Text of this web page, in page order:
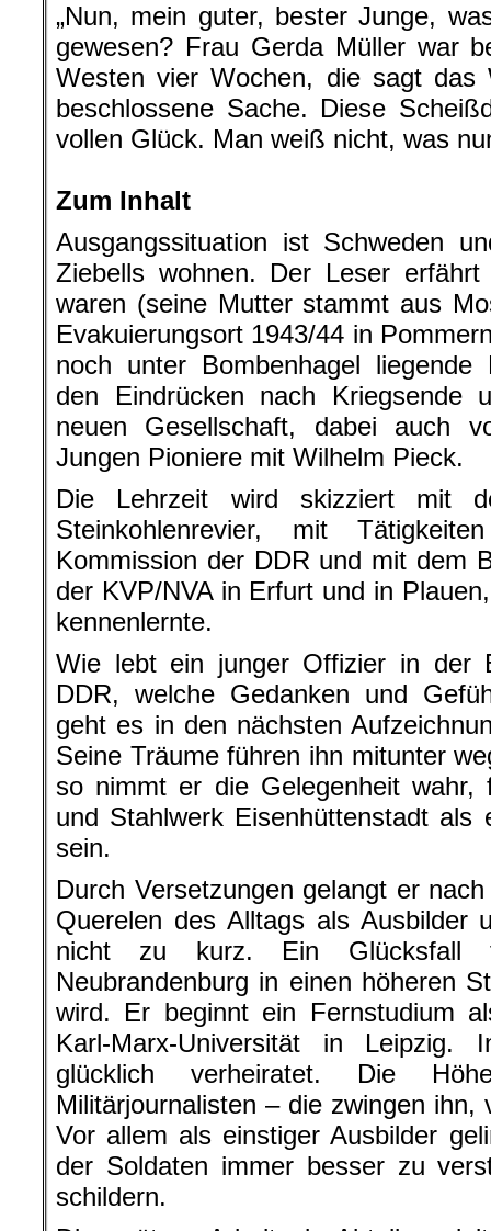
„Nun, mein guter, bester Junge,
gewesen? Frau Gerda Müller war
Westen vier Wochen, die sagt das
beschlossene Sache. Diese
vollen Glück. Man weiß nicht, was
Zum Inhalt
Ausgangssituation ist Schweden
Ziebells wohnen. Der Leser
waren (seine Mutter stammt aus
Evakuierungsort 1943/44 in
noch unter Bombenhagel liegende
den Eindrücken nach Kriegsende
neuen Gesellschaft, dabei auch
Jungen Pioniere mit Wilhelm Pieck.
Die Lehrzeit wird skizziert mit
Steinkohlenrevier, mit
Kommission der DDR und mit dem
der KVP/NVA in Erfurt und in
kennenlernte.
Wie lebt ein junger Offizier in der
DDR, welche Gedanken und
geht es in den nächsten
Seine Träume führen ihn mitunter
so nimmt er die Gelegenheit
und Stahlwerk Eisenhüttenstadt als
sein.
Durch Versetzungen gelangt er
Querelen des Alltags als Ausbilder
nicht zu kurz. Ein
Neubrandenburg in einen höheren
wird. Er beginnt ein Fernstudium
Karl-Marx-Universität in Leipzig.
glücklich verheiratet. Die
Militärjournalisten – die zwingen ihn,
Vor allem als einstiger Ausbilder
der Soldaten immer besser zu
schildern.